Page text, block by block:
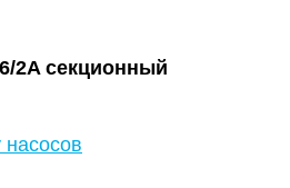
2A секционный
насосов